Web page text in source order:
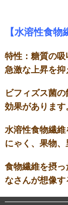
【水溶性食物
特性：糖質の
急激な上昇を抑
ビフィズス菌
効果があります
水溶性食物繊
にゃく、果物、
食物繊維を摂
なさんが想像す